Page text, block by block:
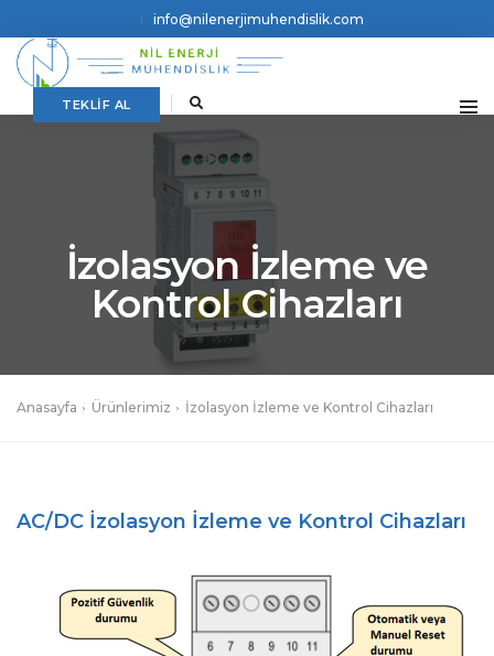
info@nilenerjimuhendislik.com
TEKLİF AL
İzolasyon İzleme ve
Kontrol Cihazları
Anasayfa Ürünlerimiz İzolasyon İzleme ve Kontrol Cihazları
AC/DC İzolasyon İzleme ve Kontrol Cihazları